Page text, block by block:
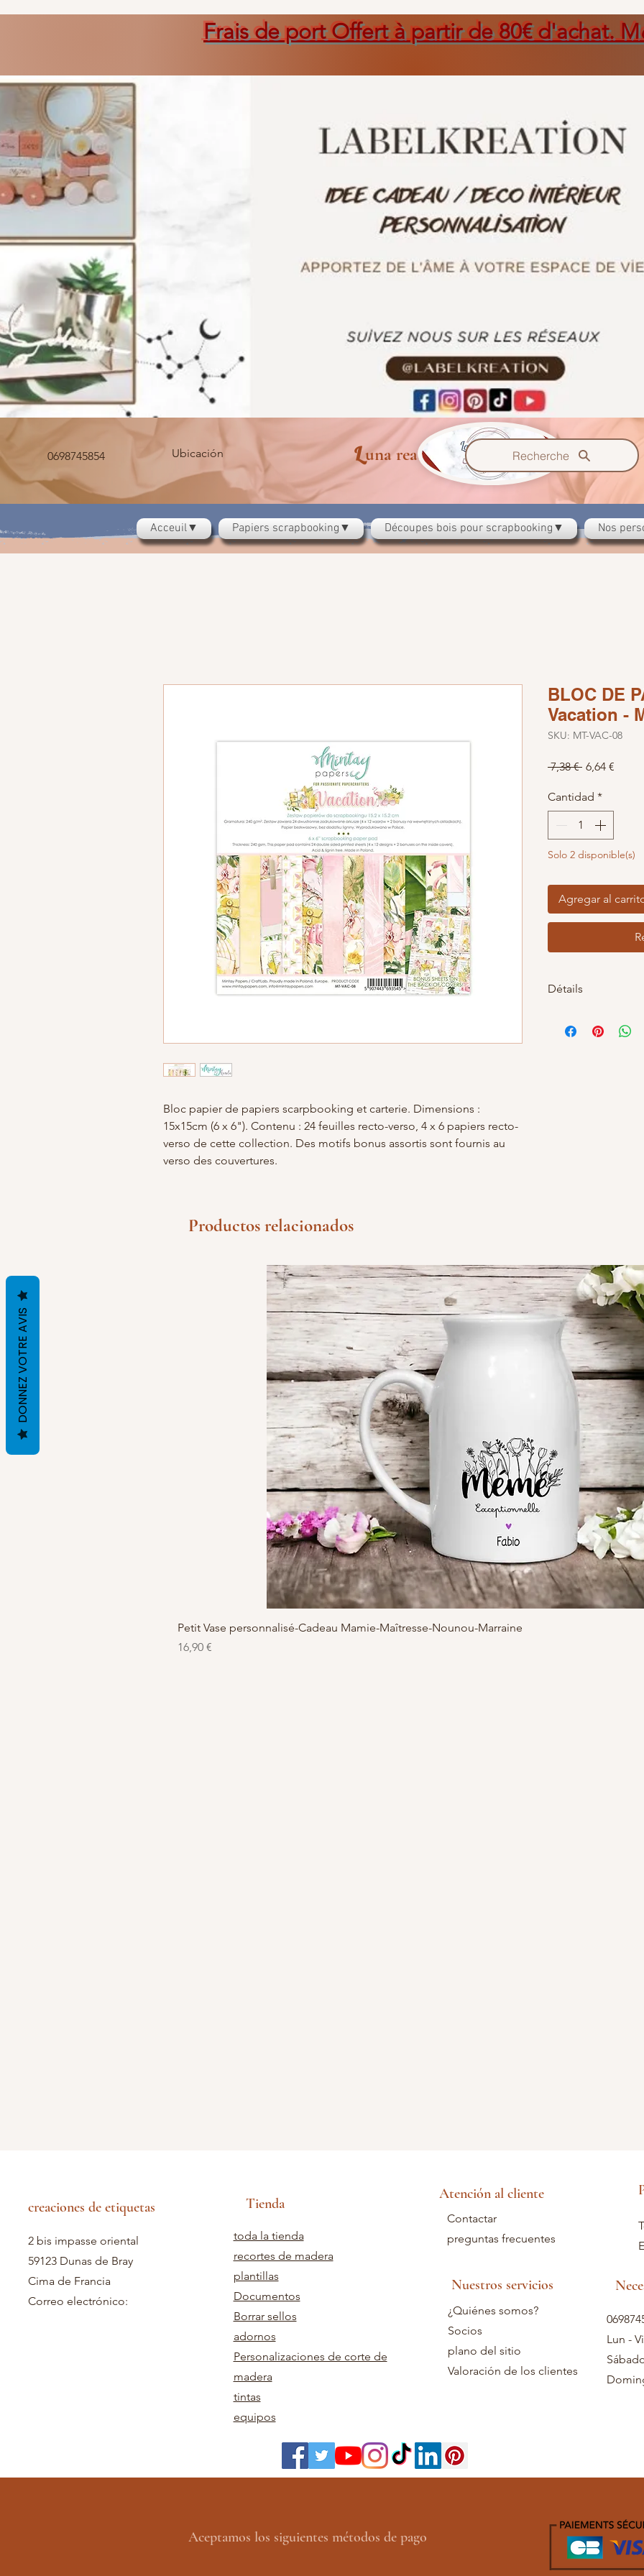
Frais de port Offert à partir de 80€ d'achat. M
Acceuil▼ Papiers scrapbooking▼ Découpes bois pour scrapbooking▼ Nos
0698745854 Ubicación Luna reaciónBel Recherche
Bloc papier de papiers scarpbooking et carterie. Dimensions :
15x15cm (6 x 6"). Contenu : 24 feuilles recto-verso, 4 x 6 papiers recto-
verso de cette collection. Des motifs bonus assortis sont fournis au
verso des couvertures.
BLOC DE
Vacation -
SKU: MT-VAC-08
7,38 € Precio
6,64 €
Cantidad *
Solo 2 disponible(s)
Agregar al
Détails
impression offset,
Productos relacionados
Petit Vase personnalisé-Cadeau Mamie-Maîtresse-Nounou-Marraine
Precio
16,90 €
creaciones de etiquetas
2 bis impasse oriental
59123 Dunas de Bray
Cima de Francia
Correo electrónico:
Tienda
toda la tienda
recortes de madera
plantillas
Documentos
Borrar sellos
adornos
Personalizaciones de corte de
madera
tintas
equipos
Lun -
Aceptamos los siguientes métodos de pago
¿Quiénes somos?
Socios
plano del sitio
Valoración de los clientes
Nuestros servicios
Contactar
preguntas frecuentes
Atención al cliente
DONNEZ VOTRE AVIS